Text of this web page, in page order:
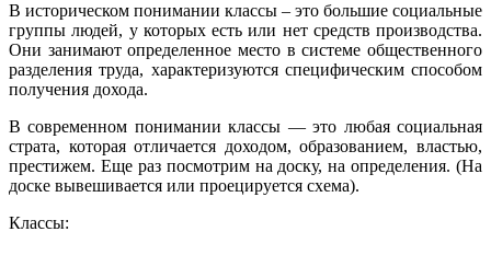
В историческом понимании классы – это большие социальные
группы людей, у которых есть или нет средств производства.
Они занимают определенное место в системе общественного
разделения труда, характеризуются специфическим способом
получения дохода.
В современном понимании классы — это любая социальная
страта, которая отличается доходом, образованием, властью,
престижем. Еще раз посмотрим на доску, на определения. (На
доске вывешивается или проецируется схема).
Классы: